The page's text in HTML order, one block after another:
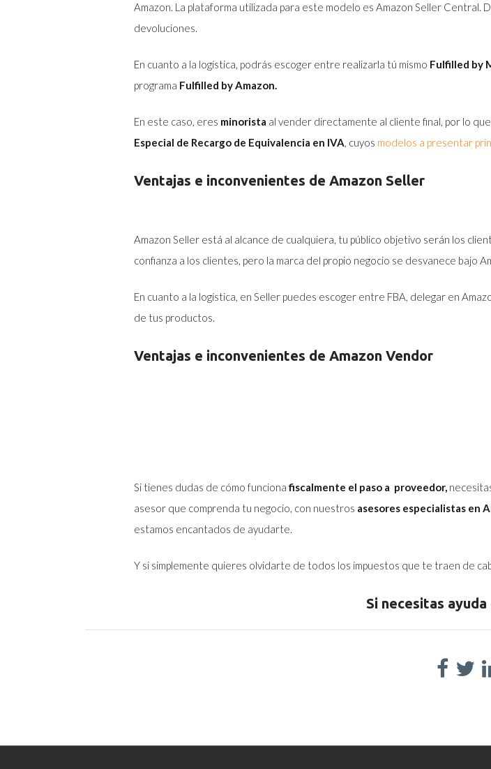
Amazon. La plataforma utilizada para este modelo es Amazon Seller
devoluciones.
En cuanto a la logística, podrás escoger entre realizarla tú mismo Fulfilled by
programa Fulfilled by Amazon.
En este caso, eres minorista al vender directamente al cliente final, por lo
Especial de Recargo de Equivalencia en IVA, cuyos modelos a presentar
Ventajas e inconvenientes de Amazon Seller
Amazon Seller está al alcance de cualquiera, tu público objetivo serán los
confianza a los clientes, pero la marca del propio negocio se desvanece bajo
En cuanto a la logística, en Seller puedes escoger entre FBA, delegar en
de tus productos.
Ventajas e inconvenientes de Amazon Vendor
Si tienes dudas de cómo funcionafiscalmente el paso a proveedor,
asesor que comprenda tu negocio, con nuestros asesores especialistas en
estamos encantados de ayudarte.
Y si simplemente quieres olvidarte de todos los impuestos que te traen de
Si necesitas